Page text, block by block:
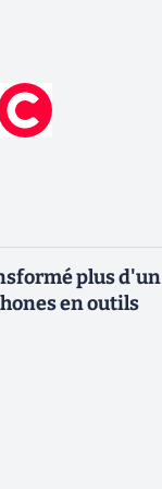
plus d'un
en outils